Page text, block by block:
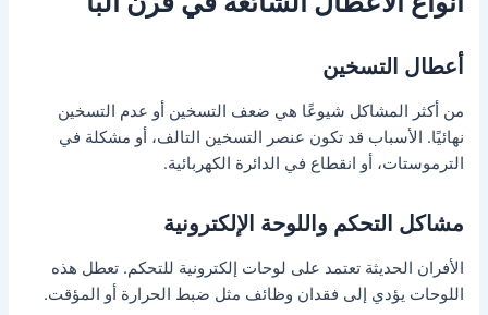
أعطال التسخين
من أكثر المشاكل شيوعًا هي ضعف التسخين أو عدم التسخين
نهائيًا. الأسباب قد تكون عنصر التسخين التالف، أو مشكلة في
الترموستات، أو انقطاع في الدائرة الكهربائية.
مشاكل التحكم واللوحة الإلكترونية
الأفران الحديثة تعتمد على لوحات إلكترونية للتحكم. تعطل هذه
اللوحات يؤدي إلى فقدان وظائف مثل ضبط الحرارة أو المؤقت.